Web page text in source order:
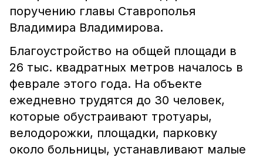
поручению главы Ставрополья
Владимира Владимирова.
Благоустройство на общей площади в
26 тыс. квадратных метров началось в
феврале этого года. На объекте
ежедневно трудятся до 30 человек,
которые обустраивают тротуары,
велодорожки, площадки, парковку
около больницы, устанавливают малые